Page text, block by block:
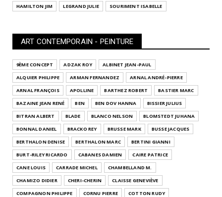
HAMILTON JIM
LEGRAND JULIE SOURIMENT ISABELLE
ART CONTEMPORAIN - PEINTURE
9ÈME CONCEPT ADZAK ROY
ALBINET JEAN-PAUL
ALQUIER PHILIPPE
ARMAN FERNANDEZ
ARNAL ANDRÉ-PIERRE
ARNAL FRANÇOIS
APOLLINE BARTHEZ ROBERT
BASTIER MARC
BAZAINE JEAN RENÉ
BEN BEN DOV HANNA
BISSIER JULIUS
BITRAN ALBERT
BLADE BLANCO NELSON
BLOMSTEDT JUHANA
BONNAL DANIEL
BRACKO REY BRUSSE MARK
BUSSE JACQUES
BERTHALON DENISE
BERTHALON MARC
BERTINI GIANNI
BURT-RILEY RICARDO
CABANES DAMIEN
CAIRE PATRICE
CANE LOUIS
CARRADE MICHEL
CHAMBELLAND M.
CHAMIZO DIDIER
CHERI-CHERIN
CLAISSE GENEVIÈVE
COMPAGNON PHILIPPE
CORNU PIERRE
COTTON RUDY